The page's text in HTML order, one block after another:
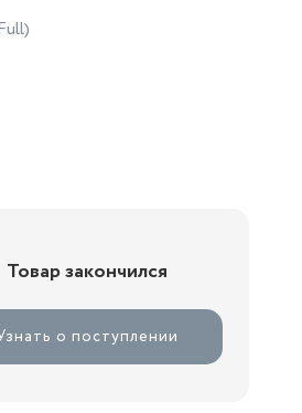
Товар закончился
о поступлении